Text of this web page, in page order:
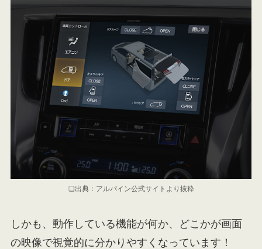
❏出典：アルパイン公式サイトより抜粋
しかも、動作している機能が何か、どこかが画面
の映像で視覚的に分かりやすくなっています！